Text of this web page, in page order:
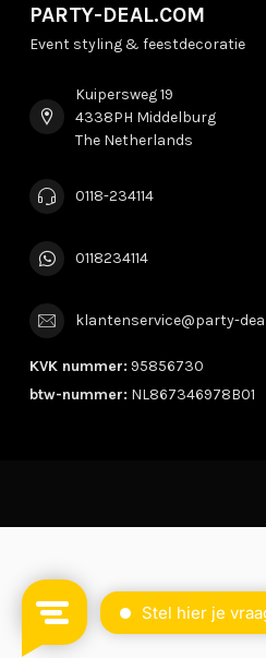
PARTY-DEAL.COM
Event styling & feestdecoratie
Kuipersweg 19
4338PH Middelburg
The Netherlands
0118-234114
0118234114
klantenservice@party-
KVK nummer: 95856730
btw-nummer: NL867346978B01